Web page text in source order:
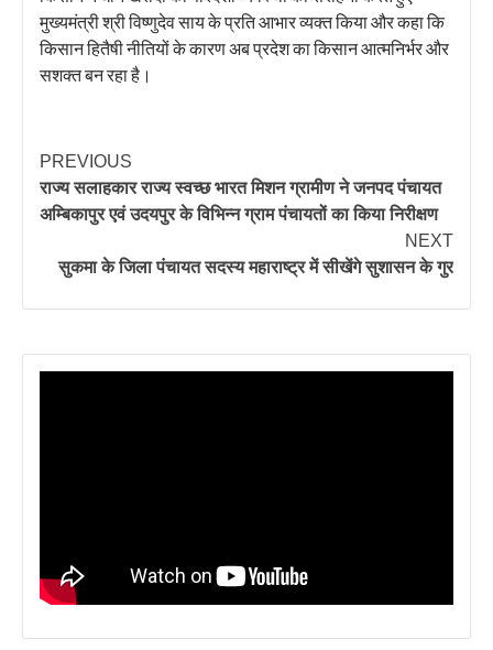
मुख्यमंत्री श्री विष्णुदेव साय के प्रति आभार व्यक्त किया और कहा कि
किसान हितैषी नीतियों के कारण अब प्रदेश का किसान आत्मनिर्भर और
सशक्त बन रहा है।
PREVIOUS
राज्य सलाहकार राज्य स्वच्छ भारत मिशन ग्रामीण ने जनपद पंचायत
अम्बिकापुर एवं उदयपुर के विभिन्न ग्राम पंचायतों का किया निरीक्षण
NEXT
सुकमा के जिला पंचायत सदस्य महाराष्ट्र में सीखेंगे सुशासन के गुर